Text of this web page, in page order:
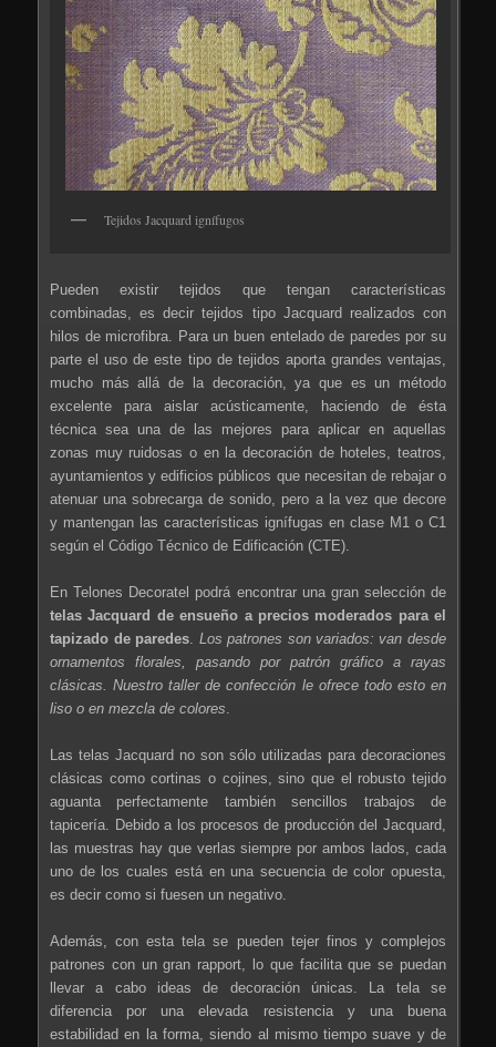
Tejidos Jacquard ignífugos
Pueden existir tejidos que tengan características
combinadas, es decir tejidos tipo Jacquard realizados con
hilos de microfibra. Para un buen entelado de paredes por su
parte el uso de este tipo de tejidos aporta grandes ventajas,
mucho más allá de la decoración, ya que es un método
excelente para aislar acústicamente, haciendo de ésta
técnica sea una de las mejores para aplicar en aquellas
zonas muy ruidosas o en la decoración de hoteles, teatros,
ayuntamientos y edificios públicos que necesitan de rebajar o
atenuar una sobrecarga de sonido, pero a la vez que decore
y mantengan las características ignífugas en clase M1 o C1
según el Código Técnico de Edificación (CTE).
En Telones Decoratel podrá encontrar una gran selección de
telas Jacquard de ensueño a precios moderados para el
tapizado de paredes Los patrones son variados: van desde
ornamentos florales, pasando por patrón gráfico a rayas
clásicas. Nuestro taller de confección le ofrece todo esto en
liso o en mezcla de colores
Las telas Jacquard no son sólo utilizadas para decoraciones
clásicas como cortinas o cojines, sino que el robusto tejido
aguanta perfectamente también sencillos trabajos de
tapicería. Debido a los procesos de producción del Jacquard,
las muestras hay que verlas siempre por ambos lados, cada
uno de los cuales está en una secuencia de color opuesta,
es decir como si fuesen un negativo.
Además, con esta tela se pueden tejer finos y complejos
patrones con un gran rapport, lo que facilita que se puedan
llevar a cabo ideas de decoración únicas. La tela se
diferencia por una elevada resistencia y una buena
estabilidad en la forma, siendo al mismo tiempo suave y de